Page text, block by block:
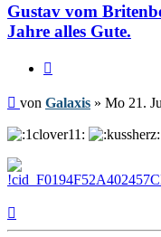
Gustav vom
Jahre alles Gute.
Beitrag
von Galaxis » Mo 21.